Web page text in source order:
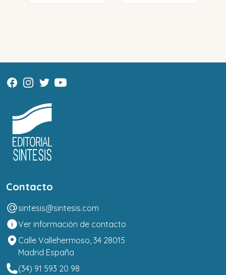
Contacto
sintesis@sintesis.com
Ver información de contacto
Calle Vallehermoso, 34 28015
Madrid España
(34) 91 593 20 98